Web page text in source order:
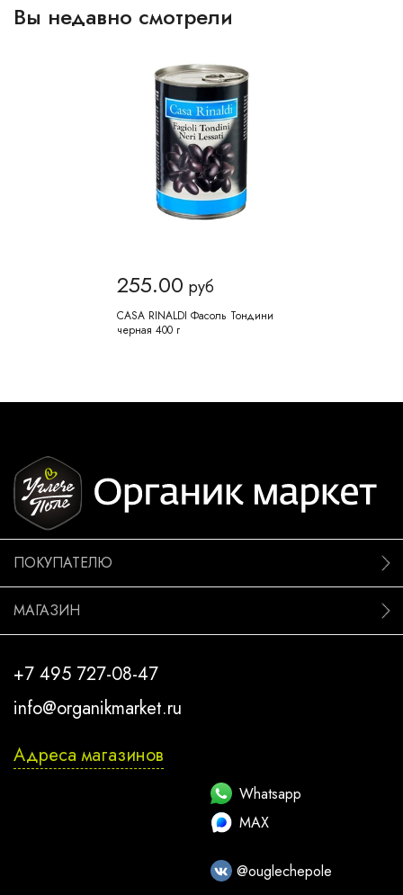
Вы недавно смотрели
255.00 руб
CASA RINALDI Фасоль Тондини
черная 400 г
ПОКУПАТЕЛЮ
МАГАЗИН
+7 495 727-08-47
info@organikmarket.ru
Адреса магазинов
Whatsapp
MAX
@ouglechepole